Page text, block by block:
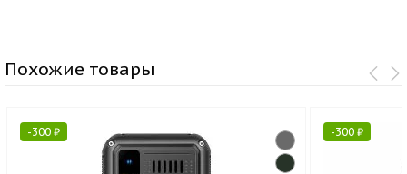
Похожие товары
-300₽ -300₽